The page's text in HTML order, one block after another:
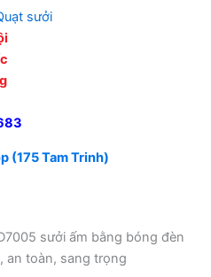
sưởi
(175 Tam Trinh)
sưởi ấm bằng bóng đèn
an toàn, sang trọng